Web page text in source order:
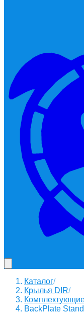
Каталог/
Крылья DIR/
BackPlate